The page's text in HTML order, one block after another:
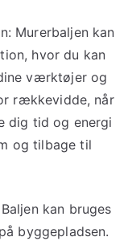
Murerbaljen kan
hvor du kan
værktøjer og
rækkevidde, når
dig tid og energi
og tilbage til
kan bruges
byggepladsen.